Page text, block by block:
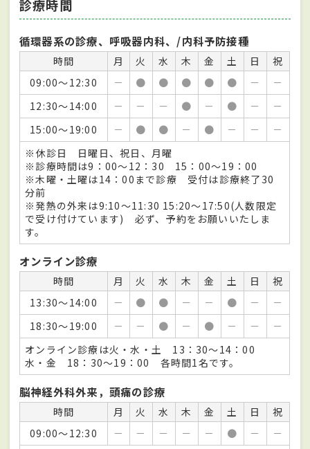
診療時間
循環器系の診療、呼吸器内科、/内科予防接種
時間 月 火 水 木 金 土 日
祝
09:00～12:30
－ ● ● ● ● ● －
－
12:30～14:00
－ － － ● － ● －
－
15:00～19:00
－ ● ● － ● － －
－
※休診日 日曜日、祝日、月曜
※診療時間は9：00～12：30 15：00～19：00
※木曜・土曜は14：00まで診療 受付は診療終了30
分前
※発熱の外来は9:10～11:30 15:20～17:50(人数限定
で受け付けています) 必ず、予約をお願いいたしま
す。
オンライン診療
時間 月 火 水 木 金 土 日
祝
13:30～14:00
－ ● ● － － ● －
－
18:30～19:00
－ － ● － ● － －
－
オンライン診療は火・水・土 13：30～14：00
水・金 18：30～19：00 各時間1名です。
脳神経外科外来，頭痛の診療
時間 月 火 水 木 金 土 日
祝
09:00～12:30
－ － － － － ● －
－